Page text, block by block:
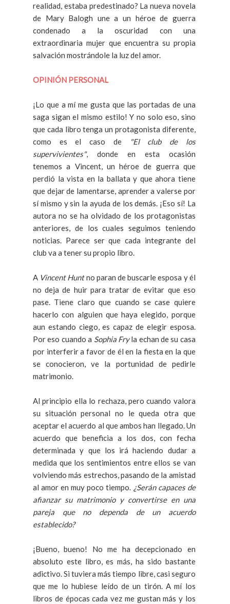
realidad, estaba predestinado? La nueva novela
de Mary Balogh une a un héroe de guerra
condenado a la oscuridad con una
extraordinaria mujer que encuentra su propia
salvación mostrándole la luz del amor.
OPINIÓN PERSONAL
¡Lo que a mí me gusta que las portadas de una
saga sigan el mismo estilo! Y no solo eso, sino
que cada libro tenga un protagonista diferente,
como es el caso de
"El club de los
supervivientes", donde en esta ocasión
tenemos a Vincent, un héroe de guerra que
perdió la vista en la ballata y que ahora tiene
que dejar de lamentarse, aprender a valerse por
sí mismo y sin la ayuda de los demás. ¡Eso sí! La
autora no se ha olvidado de los protagonistas
anteriores, de los cuales seguimos teniendo
noticias. Parece ser que cada integrante del
club va a tener su propio libro.
A Vincent Huntno paran de buscarle esposa y él
no deja de huir para tratar de evitar que eso
pase. Tiene claro que cuando se case quiere
hacerlo con alguien que haya elegido, porque
aun estando ciego, es capaz de elegir esposa.
Por eso cuando a Sophia Fryla echan de su casa
por interferir a favor de él en la fiesta en la que
se conocieron, ve la portunidad de pedirle
matrimonio.
Al principio ella lo rechaza, pero cuando valora
su situación personal no le queda otra que
aceptar el acuerdo al que ambos han llegado. Un
acuerdo que beneficia a los dos, con fecha
determinada y que los irá haciendo dudar a
medida que los sentimientos entre ellos se van
volviendo más estrechos, pasando de la amistad
al amor en muy poco tiempo. ¿Serán capaces de
afianzar su matrimonio y convertirse en una
pareja que no dependa de un acuerdo
establecido?
¡Bueno, bueno! No me ha decepcionado en
absoluto este libro, es más, ha sido bastante
adictivo. Si tuviera más tiempo libre, casi seguro
que me lo hubiese leído de un tirón. A mí los
libros de épocas cada vez me gustan más y los